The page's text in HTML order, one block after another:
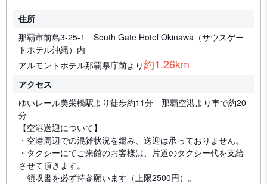
住所
那覇市前島3-25-1 South Gate Hotel Okinawa（サウスゲー
トホテル沖縄）内
アルモントホテル那覇県庁前より約1.26km
アクセス
ゆいレール美栄橋駅より徒歩約11分 那覇空港より車で約20
分
【空港送迎について】
・空港周辺での混雑状況を鑑み、送迎は承っておりません。
・タクシーにてご来館のお客様は、片道のタクシー代を支給
させて頂きます。
領収書を必ず持参願います（上限2500円）。